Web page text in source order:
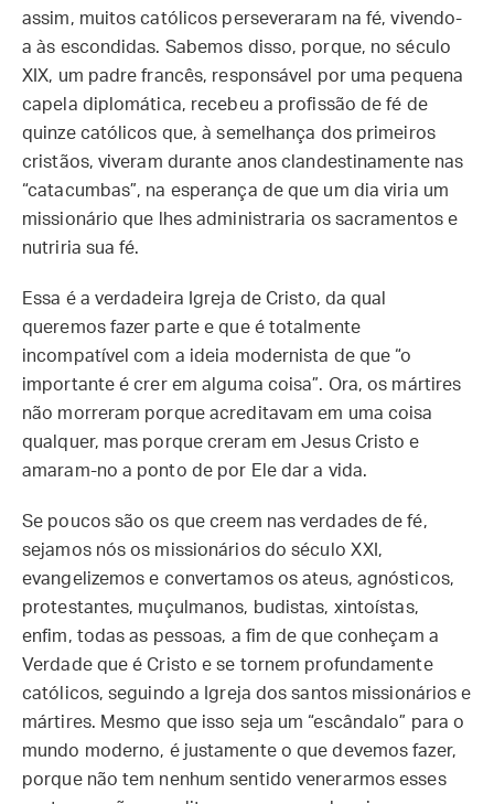
assim, muitos católicos perseveraram na fé, vivendo-
a às escondidas. Sabemos disso, porque, no século
XIX, um padre francês, responsável por uma pequena
capela diplomática, recebeu a profissão de fé de
quinze católicos que, à semelhança dos primeiros
cristãos, viveram durante anos clandestinamente nas
“catacumbas”, na esperança de que um dia viria um
missionário que lhes administraria os sacramentos e
nutriria sua fé.
Essa é a verdadeira Igreja de Cristo, da qual
queremos fazer parte e que é totalmente
incompatível com a ideia modernista de que “o
importante é crer em alguma coisa”. Ora, os mártires
não morreram porque acreditavam em uma coisa
qualquer, mas porque creram em Jesus Cristo e
amaram-no a ponto de por Ele dar a vida.
Se poucos são os que creem nas verdades de fé,
sejamos nós os missionários do século XXI,
evangelizemos e convertamos os ateus, agnósticos,
protestantes, muçulmanos, budistas, xintoístas,
enfim, todas as pessoas, a fim de que conheçam a
Verdade que é Cristo e se tornem profundamente
católicos, seguindo a Igreja dos santos missionários e
mártires. Mesmo que isso seja um “escândalo” para o
mundo moderno, é justamente o que devemos fazer,
porque não tem nenhum sentido venerarmos esses